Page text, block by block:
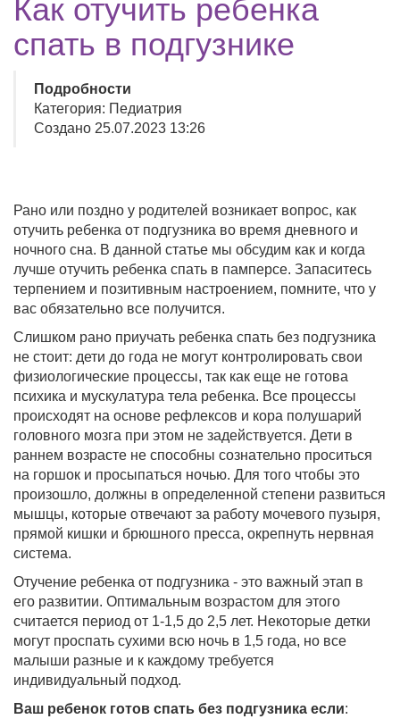
Как отучить ребенка
спать в подгузнике
Подробности
Категория: Педиатрия
Создано 25.07.2023 13:26
Рано или поздно у родителей возникает вопрос, как
отучить ребенка от подгузника во время дневного и
ночного сна. В данной статье мы обсудим как и когда
лучше отучить ребенка спать в памперсе. Запаситесь
терпением и позитивным настроением, помните, что у
вас обязательно все получится.
Слишком рано приучать ребенка спать без подгузника
не стоит: дети до года не могут контролировать свои
физиологические процессы, так как еще не готова
психика и мускулатура тела ребенка. Все процессы
происходят на основе рефлексов и кора полушарий
головного мозга при этом не задействуется. Дети в
раннем возрасте не способны сознательно проситься
на горшок и просыпаться ночью. Для того чтобы это
произошло, должны в определенной степени развиться
мышцы, которые отвечают за работу мочевого пузыря,
прямой кишки и брюшного пресса, окрепнуть нервная
система.
Отучение ребенка от подгузника - это важный этап в
его развитии. Оптимальным возрастом для этого
считается период от 1-1,5 до 2,5 лет. Некоторые детки
могут проспать сухими всю ночь в 1,5 года, но все
малыши разные и к каждому требуется
индивидуальный подход.
Ваш ребенок готов спать без подгузника если: